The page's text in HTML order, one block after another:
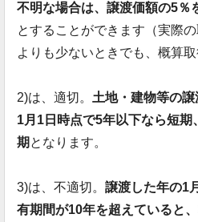
不明な場合は、譲渡価額の5％
とすることができます（実際
よりも少ないときでも、概算取
2)は、適切。 土地・建物等の
1月1日時点で5年以下なら短期
期 となります。
3)は、不適切。 譲渡した年の1
有期間が10年を超えていると